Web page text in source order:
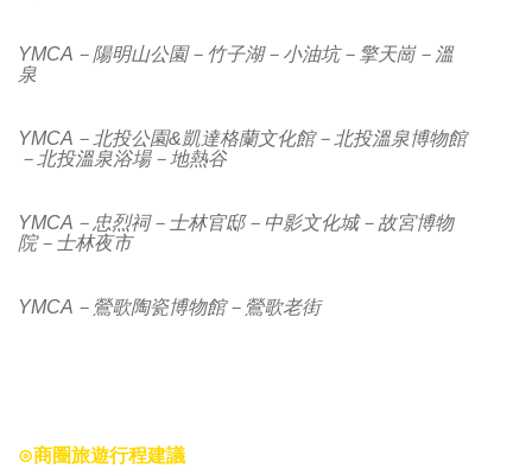
YMCA－陽明山公園－竹子湖－小油坑－擎天崗－溫
泉
YMCA－北投公園&凱達格蘭文化館－北投溫泉博物館
－北投溫泉浴場－地熱谷
YMCA－忠烈祠－士林官邸－中影文化城－故宮博物
院－士林夜市
YMCA－鶯歌陶瓷博物館－鶯歌老街
⊙商圈旅遊行程建議